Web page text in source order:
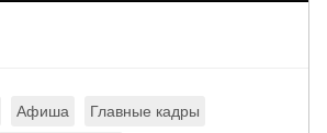
Афиша Главные кадры